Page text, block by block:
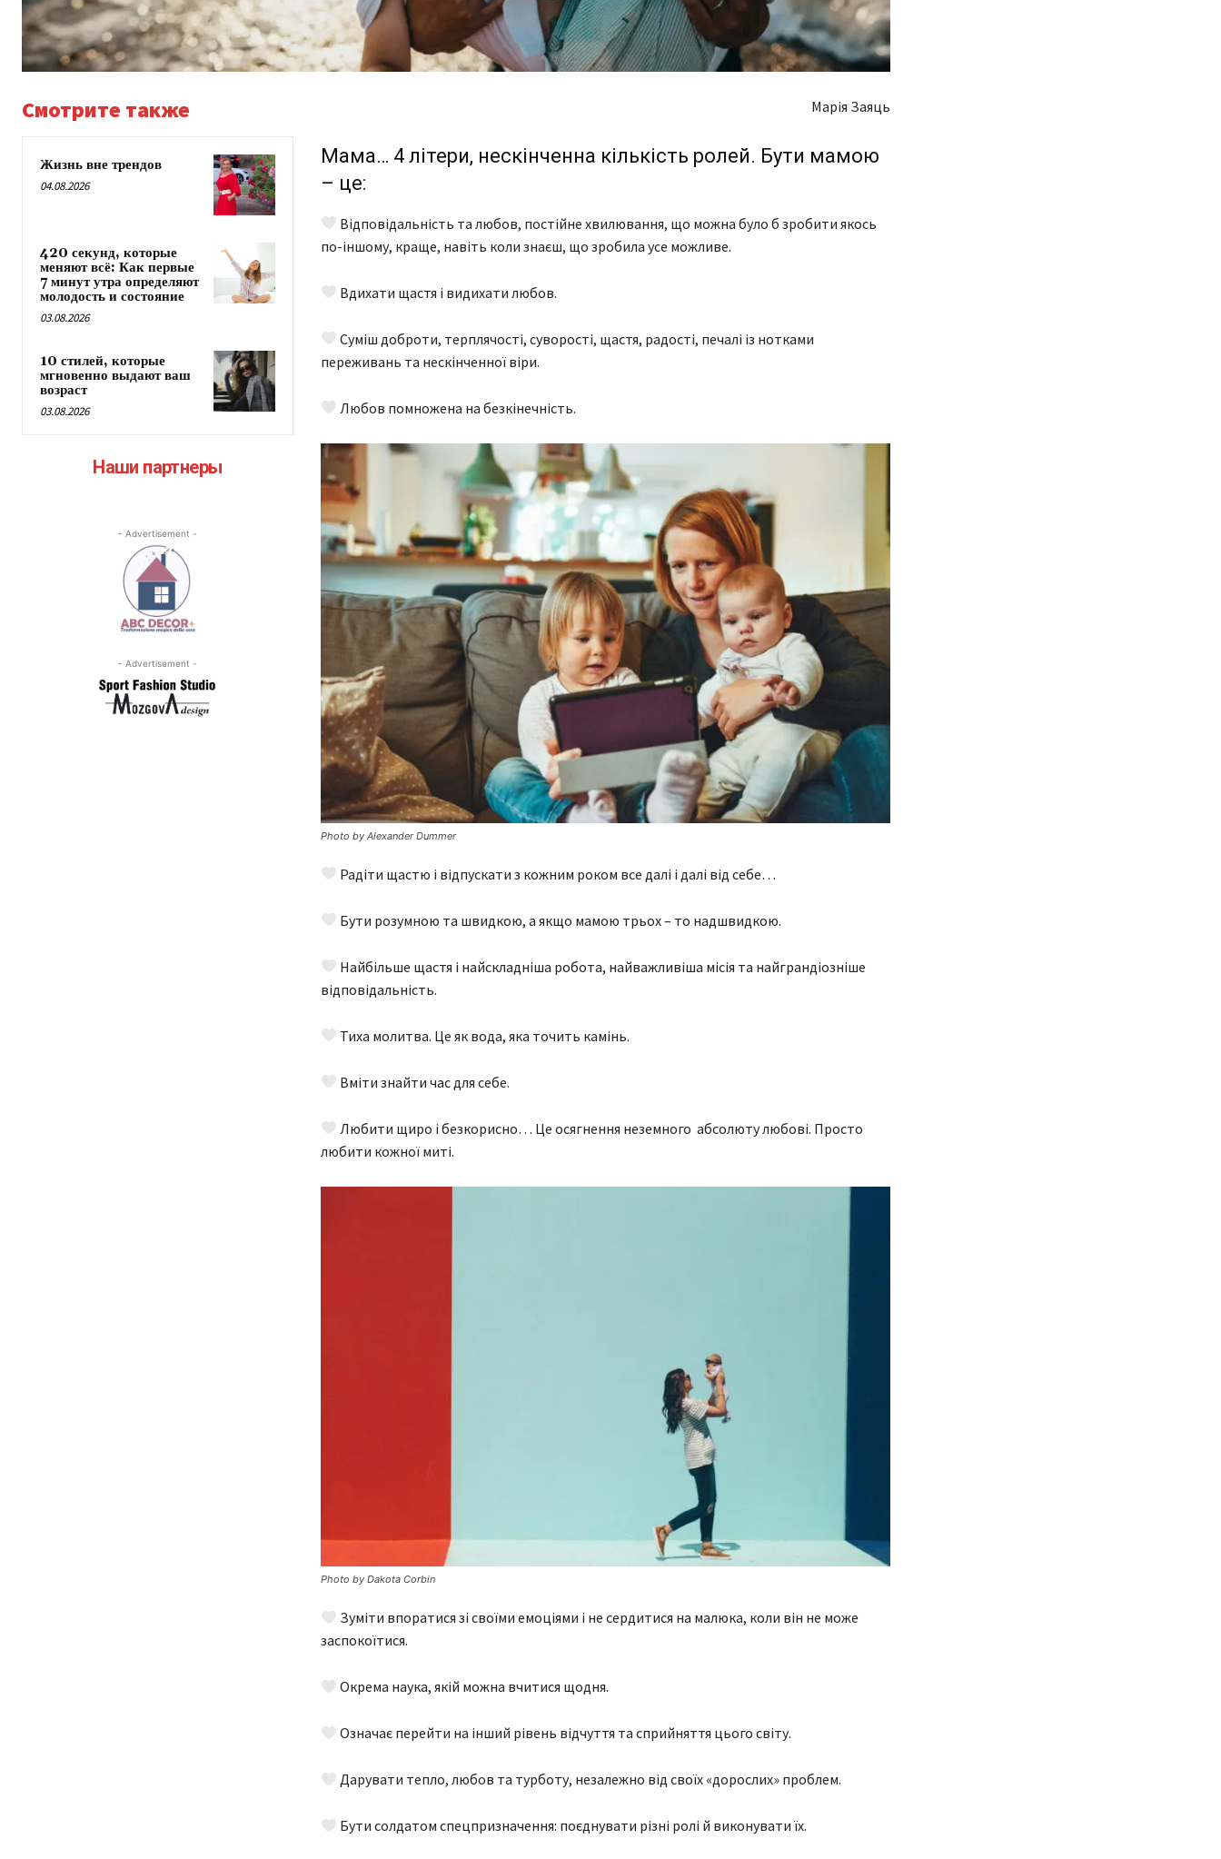
Смотрите также
Жизнь вне трендов
04.08.2026
420 секунд, которые
меняют всё: Как первые
7 минут утра определяют
молодость и состояние
03.08.2026
10 стилей, которые
мгновенно выдают ваш
возраст
03.08.2026
Наши партнеры
- Advertisement -
- Advertisement -
Марiя Заяць
Мама… 4 літери, нескінченна кількість ролей. Бути мамою
– це:
Відповідальність та любов, постійне хвилювання, що можна було б зробити якось
по-іншому, краще, навіть коли знаєш, що зробила усе можливе.
Вдихати щастя і видихати любов.
Суміш доброти, терплячості, суворості, щастя, радості, печалі із нотками
переживань та нескінченної віри.
Любов помножена на безкінечність.
Photo by Alexander Dummer
Радіти щастю і відпускати з кожним роком все далі і далі від себе…
Бути розумною та швидкою, а якщо мамою трьох – то надшвидкою.
Найбільше щастя і найскладніша робота, найважливіша місія та найграндіозніше
відповідальність.
Тиха молитва. Це як вода, яка точить камінь.
Вміти знайти час для себе.
Любити щиро і безкорисно… Це осягнення неземного абсолюту любові. Просто
любити кожної миті.
Photo by Dakota Corbin
Зуміти впоратися зі своїми емоціями і не сердитися на малюка, коли він не може
заспокоїтися.
Окрема наука, якій можна вчитися щодня.
Означає перейти на інший рівень відчуття та сприйняття цього світу.
Дарувати тепло, любов та турботу, незалежно від своїх «дорослих» проблем.
Бути солдатом спецпризначення: поєднувати різні ролі й виконувати їх.